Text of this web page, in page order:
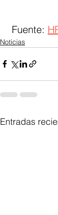
Fuente:
Noticias
Entradas